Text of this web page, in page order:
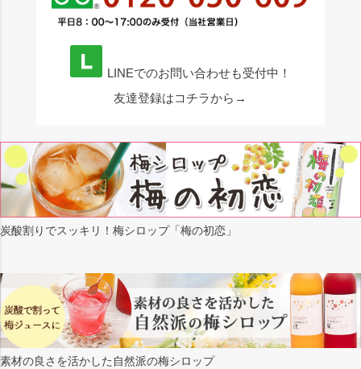
LINEでのお問い合わせも受付中！
友達登録はコチラから→
炭酸割りでスッキリ！梅シロップ「梅の初恋」
素材の良さを活かした自然派の梅シロップ